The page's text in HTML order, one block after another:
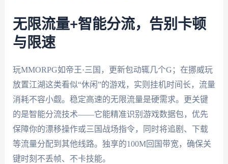
无限流量+智能分流，告别卡顿
与限速
玩MMORPG如帝王·三国，更新包动辄几个G；在挪威玩
放置江湖这类看似“休闲”的游戏，实则挂机时间长，流量
消耗不容小觑。稳定高速的无限流量是硬需求。更关键
的是智能分流技术——它能精准识别游戏数据包，优先
保障你的漂移操作或三国战场指令，同时将追剧、下载
等流量分配到其他线路。独享的100M回国带宽，确保关
键时刻不丢帧、不卡技能。